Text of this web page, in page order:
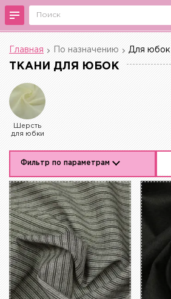
Главная По назначению Для юбок
ТКАНИ ДЛЯ ЮБОК
Шерсть
для юбки
Фильтр по параметрам